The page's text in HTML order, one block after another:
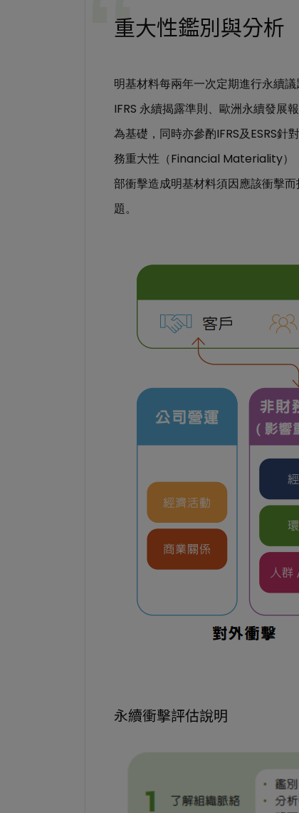
重大性鑑別與分析
明基材料每兩年一次定期進行永續
IFRS 永續揭露準則、歐洲永續發展
為基礎，同時亦參酌IFRS及ESRS針
務重大性（ Financial Materiality）
部衝擊造成明基材料須因應該衝擊
題。
永續衝擊評估說明